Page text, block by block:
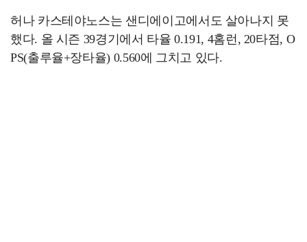
허나 카스테야노스는 샌디에이고에서도 살아나지 못
했다. 올 시즌 39경기에서 타율 0.191, 4홈런, 20타점, O
PS(출루율+장타율) 0.560에 그치고 있다.